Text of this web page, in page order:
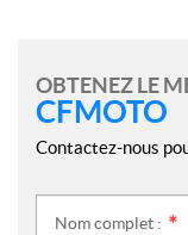
OBTENEZ LE
CFMOTO
Contactez-nous
Nom complet :